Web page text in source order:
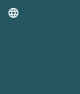
language